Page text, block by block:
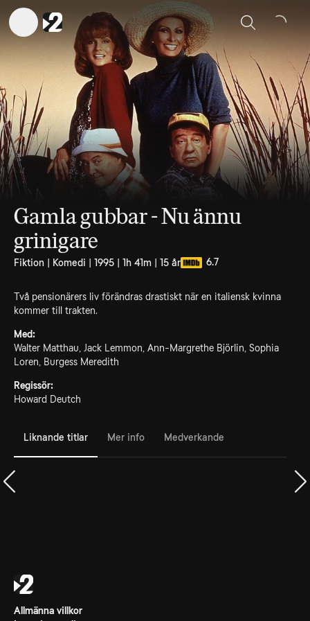
Sök
Gamla gubbar - Nu ännu
grinigare
Fiktion | Komedi | 1995 | 1h 41m | 15 år 6.7
Två pensionärers liv förändras drastiskt när en italiensk kvinna
kommer till trakten.
Med:
Walter Matthau, Jack Lemmon, Ann-Margrethe Björlin, Sophia
Loren, Burgess Meredith
Regissör:
Howard Deutch
Liknande titlar Mer info Medverkande
Allmänna villkor